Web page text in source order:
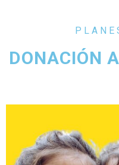
DONACIÓN